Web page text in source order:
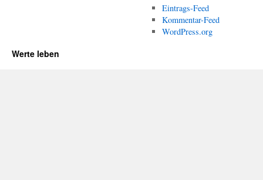
Eintrags-Feed
Kommentar-Feed
WordPress.org
Werte leben